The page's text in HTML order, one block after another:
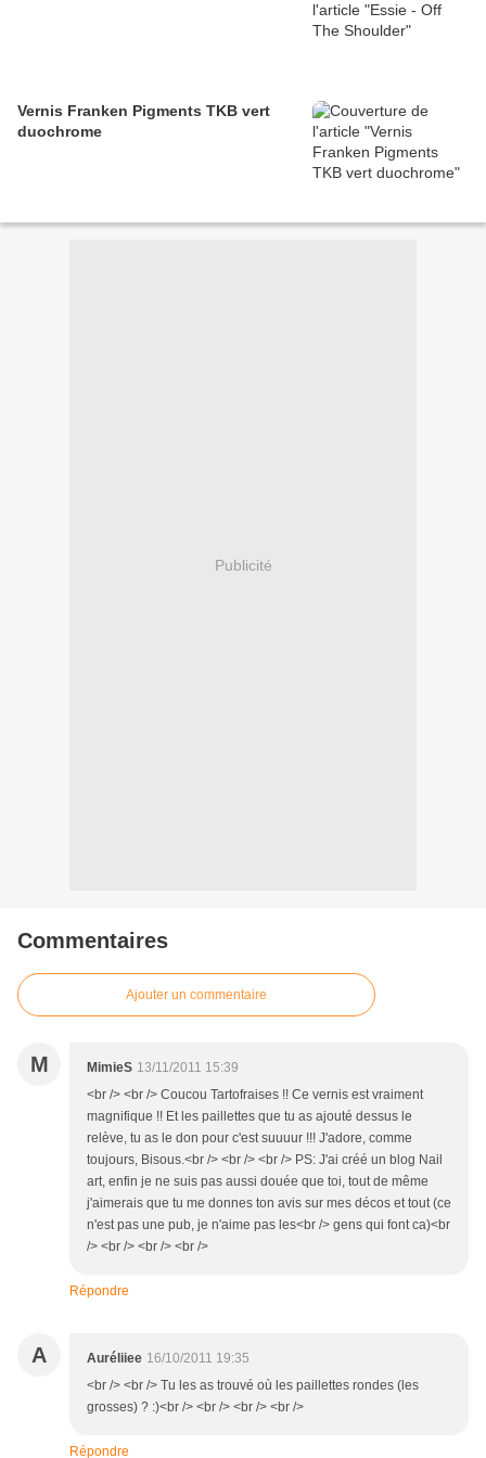
Vernis Franken Pigments TKB vert
duochrome
Publicité
Commentaires
Ajouter un commentaire
M MimieS 13/11/2011 15:39
<br /> <br /> Coucou Tartofraises !! Ce vernis est vraiment
magnifique !! Et les paillettes que tu as ajouté dessus le
relève, tu as le don pour c'est suuuur !!! J'adore, comme
toujours, Bisous.<br /> <br /> <br /> PS: J'ai créé un blog Nail
art, enfin je ne suis pas aussi douée que toi, tout de même
j'aimerais que tu me donnes ton avis sur mes décos et tout (ce
n'est pas une pub, je n'aime pas les<br /> gens qui font ca)<br
/> <br /> <br /> <br />
Répondre
A Auréliiee 16/10/2011 19:35
<br /> <br /> Tu les as trouvé où les paillettes rondes (les
grosses) ? :)<br /> <br /> <br /> <br />
Répondre